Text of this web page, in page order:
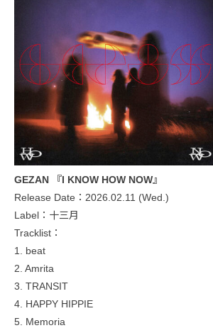
GEZAN 『I KNOW HOW NOW』
Release Date：2026.02.11 (Wed.)
Label：十三月
Tracklist：
1. beat
2. Amrita
3. TRANSIT
4. HAPPY HIPPIE
5. Memoria